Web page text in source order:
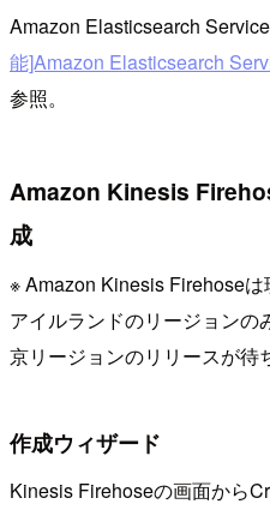
Amazon Elasticsearch
能]Amazon Elasticsearch
参照。
Amazon Kinesis
成
※ Amazon Kinesis Firehoseは
アイルランドのリージョンの
京リージョンのリリースが待
作成ウィザード
Kinesis Firehoseの画面から